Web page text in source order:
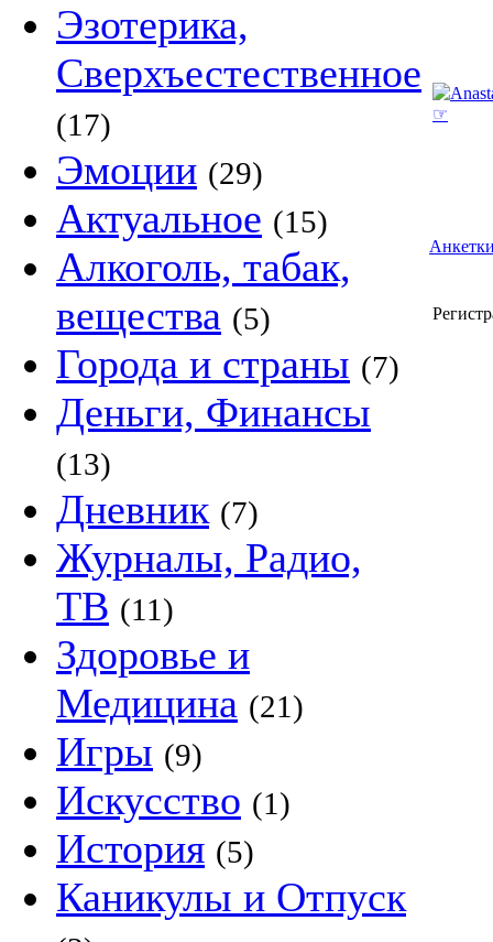
Эзотерика,
Сверхъестественное
(17)
Эмоции (29)
Актуальное (15)
Алкоголь, табак,
вещества (5)
Города и страны (7)
Деньги, Финансы
(13)
Дневник (7)
Журналы, Радио,
ТВ (11)
Здоровье и
Медицина (21)
Игры (9)
Искусство (1)
История (5)
Каникулы и Отпуск